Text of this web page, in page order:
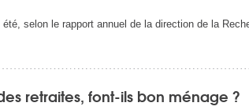
selon le rapport annuel de la direction de la
retraites, font-ils bon ménage ?